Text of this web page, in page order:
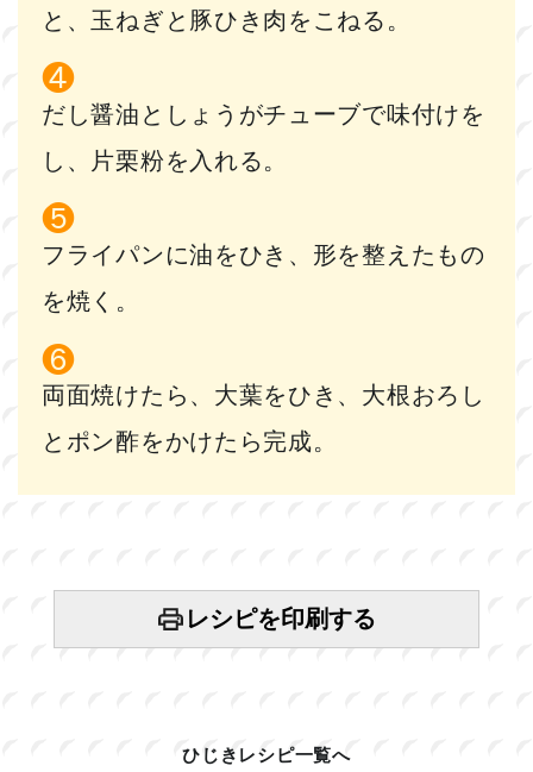
と、玉ねぎと豚ひき肉をこねる。
だし醤油としょうがチューブで味付けを
し、片栗粉を入れる。
フライパンに油をひき、形を整えたもの
を焼く。
両面焼けたら、大葉をひき、大根おろし
とポン酢をかけたら完成。
レシピを印刷する
ひじきレシピ一覧へ